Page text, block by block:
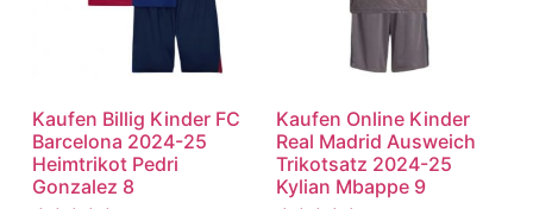
Kaufen Billig Kinder FC
Barcelona 2024-25
Heimtrikot Pedri
Gonzalez 8
Kaufen Online Kinder
Real Madrid Ausweich
Trikotsatz 2024-25
Kylian Mbappe 9